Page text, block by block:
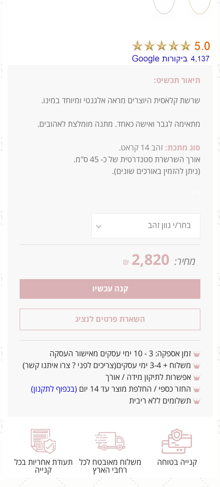
תיאור תכשיט:
שרשת קלאסית היוצרים מראה אלגנטי ומיוחד במינו.
מתאימה לגבר ואישה כאחד. מתנה מומלצת לאהובים.
סוג מתכת: זהב 14 קראט.
אורך השרשרת סטנדרטית של כ- 45 ס"מ.
(ניתן להזמין באורכים שונים).
מחיר: 2,820
₪
קנה עכשיו
השארת פרטים לנציג
זמן אספקה: 3 - 10 ימי עסקים מאישור העסקה
משלוח + 3-4 ימי עסקים(צריכים לפני ? צרו איתנו קשר)
אפשרות לתיקון מידה / אורך
החזר כספי / החלפת מוצר עד 14 יום
(בכפוף לתקנון)
תשלומים ללא ריבית
קנייה בטוחה
משלוח מאובטח לכל
רחבי הארץ
תעודת אחריות בכל
קנייה